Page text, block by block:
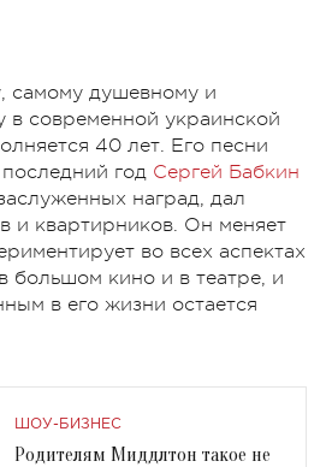
самому душевному и
в современной украинской
40 лет. Его песни
год Сергей Бабкин
наград, дал
и квартирников. Он меняет
во всех аспектах
большом кино и в театре, и
в его жизни остается
ШОУ-БИЗНЕС
Родителям Миддлтон такое не